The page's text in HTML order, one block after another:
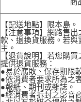
商
【配送地點】限本島。
【注意事項】網路售
款、退換貨服務。若
主。
【退貨說明】若您購
提供退貨服務：
●易於腐敗、保存期限
●依消費者要求所為之
●報紙、期刊或雜誌。
●經消費者拆封之影音